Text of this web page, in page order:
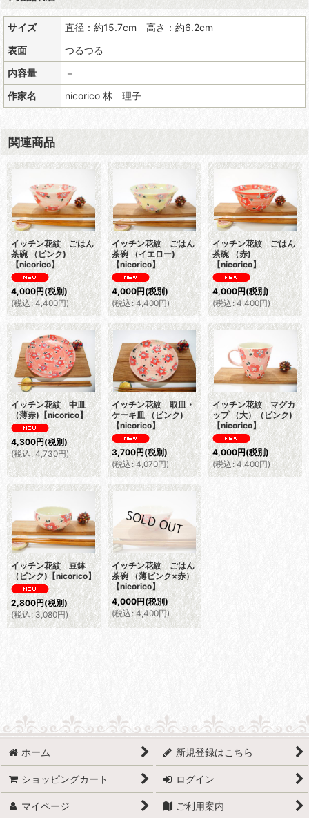
サイズ
直径：約15.7cm 高さ：約6.2cm
表面
つるつる
内容量
－
作家名
nicorico 林 理子
関連商品
イッチン花紋 ごはん
茶碗 （ピンク)
【nicorico】
4,000円(税別)
(税込: 4,400円)
イッチン花紋 ごはん
茶碗 （イエロー)
【nicorico】
4,000円(税別)
(税込: 4,400円)
イッチン花紋 ごはん
茶碗 （赤)
【nicorico】
4,000円(税別)
(税込: 4,400円)
イッチン花紋 中皿
（薄赤)【nicorico】
4,300円(税別)
(税込: 4,730円)
イッチン花紋 取皿・
ケーキ皿 （ピンク)
【nicorico】
3,700円(税別)
(税込: 4,070円)
イッチン花紋 マグカ
ップ （大）（ピンク)
【nicorico】
4,000円(税別)
(税込: 4,400円)
イッチン花紋 豆鉢
（ピンク)【nicorico】
2,800円(税別)
(税込: 3,080円)
イッチン花紋 ごはん
茶碗 （薄ピンク×赤）
【nicorico】
4,000円(税別)
(税込: 4,400円)
ホーム 新規登録はこちら
ショッピングカート ログイン
マイページ ご利用案内